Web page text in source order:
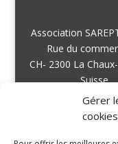
Gérer
cookies
Association
Rue du
CH- 2300 La
Suisse